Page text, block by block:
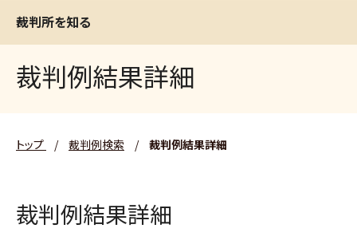
裁判所を知る
裁判例結果詳細
トップ / 裁判例検索 / 裁判例結果詳細
裁判例結果詳細